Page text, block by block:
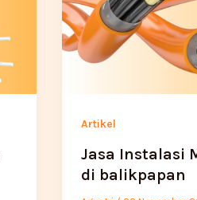
Artikel
Jasa Instalasi
di balikpapan